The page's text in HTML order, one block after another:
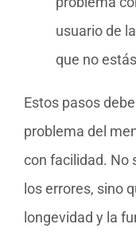
usuario de
que no
Estos pasos
problema del
con facilidad. No
los errores, sino
longevidad y la